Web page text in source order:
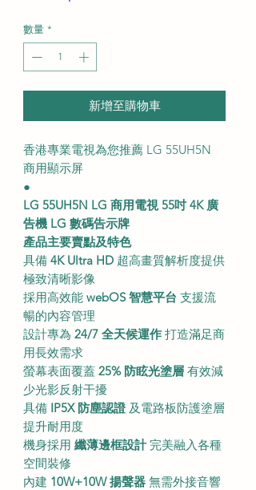
數量 *
新增至購物車
香港專業電視為您推薦 LG 55UH5N
商用顯示屏
●
LG 55UH5N LG 商用電視 55吋 4K 廣
告機 LG 數碼告示牌
產品主要賣點及特色
具備 4K Ultra HD 超高畫質解析度提供
極致清晰影像
採用高效能 webOS 智慧平台 支援流
暢的內容管理
設計專為 24/7 全天候運作 打造滿足商
用長效需求
螢幕表面覆蓋 25% 防眩光塗層 有效減
少光影反射干擾
具備 IP5X 防塵認證 及電路板防護塗層
提升耐用度
機身採用 纖薄邊框設計完美融入各種
空間裝修
內建 10W+10W 揚聲器 無需外接音響